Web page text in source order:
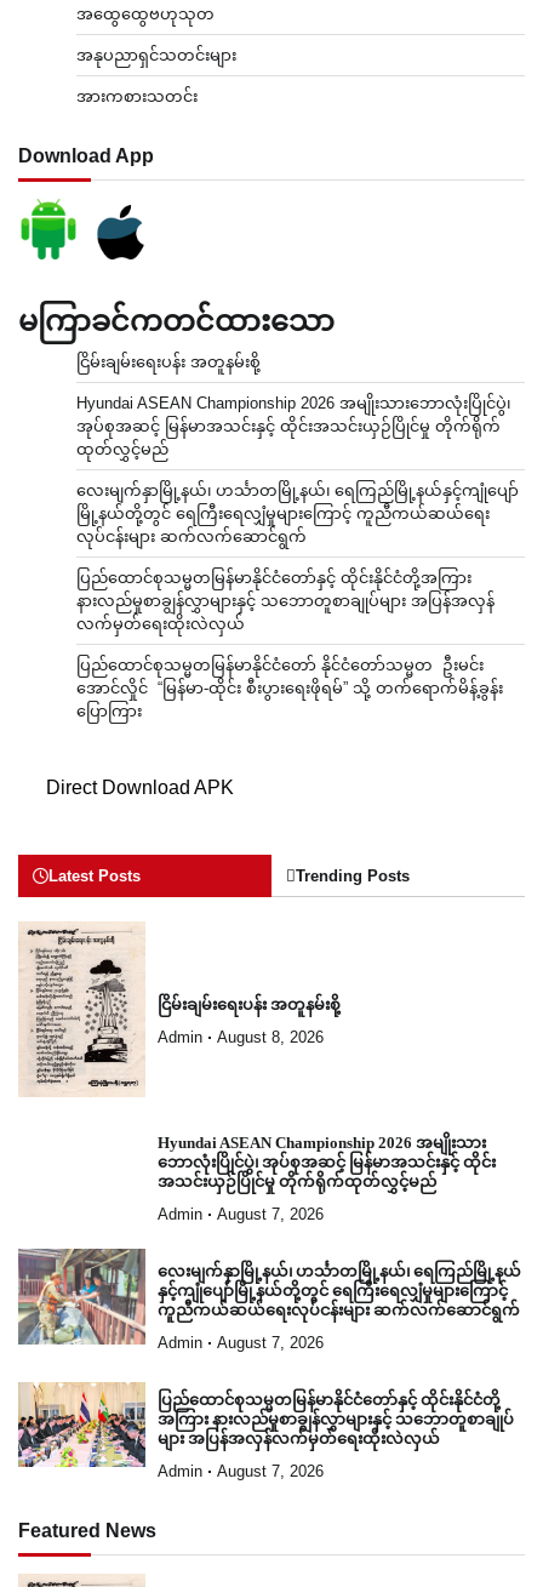
အထွေထွေဗဟုသုတ
အနုပညာရှင်သတင်းများ
အားကစားသတင်း
Download App
မကြာခင်ကတင်ထားသော
ငြိမ်းချမ်းရေးပန်း အတူနမ်းစို့
Hyundai ASEAN Championship 2026 အမျိုးသားဘောလုံးပြိုင်ပွဲ၊
အုပ်စုအဆင့် မြန်မာအသင်းနှင့် ထိုင်းအသင်းယှဉ်ပြိုင်မှု တိုက်ရိုက်
ထုတ်လွှင့်မည်
လေးမျက်နှာမြို့နယ်၊ ဟင်္သာတမြို့နယ်၊ ရေကြည်မြို့နယ်နှင့်ကျုံပျော်
မြို့နယ်တို့တွင် ရေကြီးရေလျှံမှုများကြောင့် ကူညီကယ်ဆယ်ရေး
လုပ်ငန်းများ ဆက်လက်ဆောင်ရွက်
ပြည်ထောင်စုသမ္မတမြန်မာနိုင်ငံတော်နှင့် ထိုင်းနိုင်ငံတို့အကြား
နားလည်မှုစာချွန်လွှာများနှင့် သဘောတူစာချုပ်များ အပြန်အလှန်
လက်မှတ်ရေးထိုးလဲလှယ်
ပြည်ထောင်စုသမ္မတမြန်မာနိုင်ငံတော် နိုင်ငံတော်သမ္မတ ဦးမင်း
အောင်လှိုင် “မြန်မာ-ထိုင်း စီးပွားရေးဖိုရမ်” သို့ တက်ရောက်မိန့်ခွန်း
ပြောကြား
Direct Download APK
Latest Posts Trending Posts
ငြိမ်းချမ်းရေးပန်း အတူနမ်းစို့
Admin August 8, 2026
Hyundai ASEAN Championship 2026 အမျိုးသား
ဘောလုံးပြိုင်ပွဲ၊ အုပ်စုအဆင့် မြန်မာအသင်းနှင့် ထိုင်း
အသင်းယှဉ်ပြိုင်မှု တိုက်ရိုက်ထုတ်လွှင့်မည်
Admin August 7, 2026
လေးမျက်နှာမြို့နယ်၊ ဟင်္သာတမြို့နယ်၊ ရေကြည်မြို့နယ်
နှင့်ကျုံပျော်မြို့နယ်တို့တွင် ရေကြီးရေလျှံမှုများကြောင့်
ကူညီကယ်ဆယ်ရေးလုပ်ငန်းများ ဆက်လက်ဆောင်ရွက်
Admin August 7, 2026
ပြည်ထောင်စုသမ္မတမြန်မာနိုင်ငံတော်နှင့် ထိုင်းနိုင်ငံတို့
အကြား နားလည်မှုစာချွန်လွှာများနှင့် သဘောတူစာချုပ်
များ အပြန်အလှန်လက်မှတ်ရေးထိုးလဲလှယ်
Admin August 7, 2026
Featured News